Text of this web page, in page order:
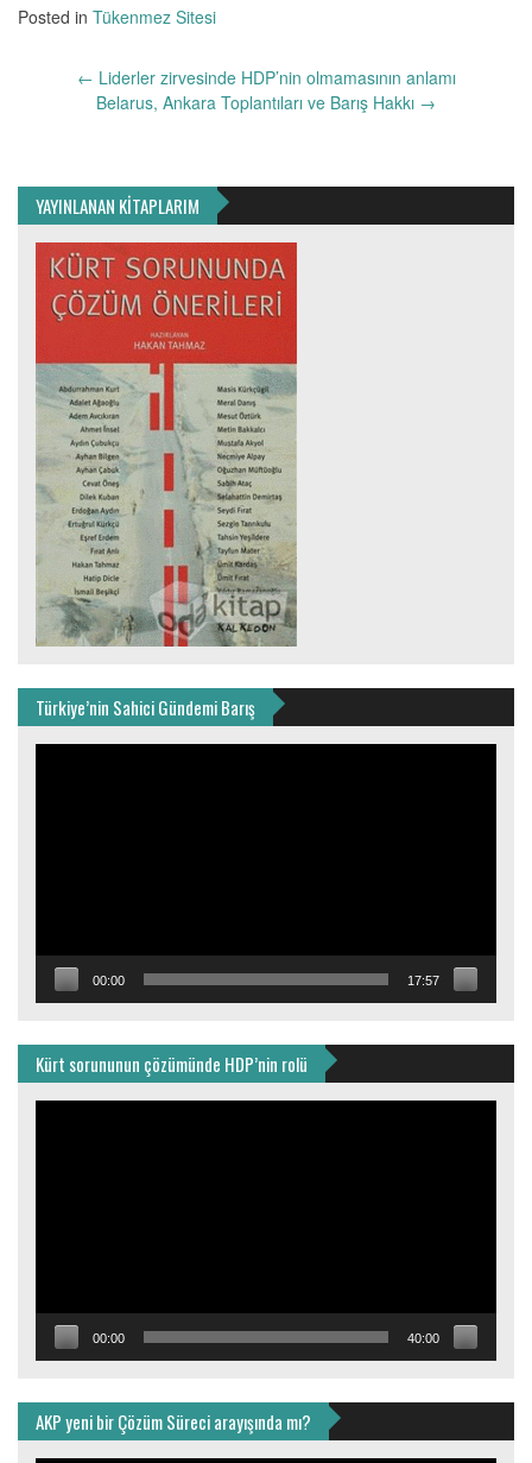
Posted in Tükenmez Sitesi
← Liderler zirvesinde HDP’nin olmamasının anlamı
Belarus, Ankara Toplantıları ve Barış Hakkı →
YAYINLANAN KİTAPLARIM
Türkiye’nin Sahici Gündemi Barış
00:00 17:57
Kürt sorununun çözümünde HDP’nin rolü
00:00 40:00
AKP yeni bir Çözüm Süreci arayışında mı?